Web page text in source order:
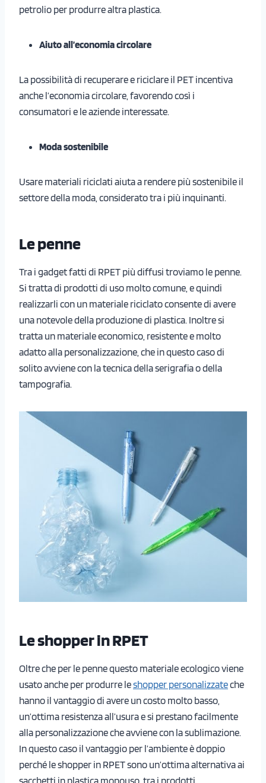
petrolio per produrre altra plastica.
Aiuto all’economia circolare
La possibilità di recuperare e riciclare il PET incentiva
anche l’economia circolare, favorendo così i
consumatori e le aziende interessate.
Moda sostenibile
Usare materiali riciclati aiuta a rendere più sostenibile il
settore della moda, considerato tra i più inquinanti.
Le penne
Tra i gadget fatti di RPET più diffusi troviamo le penne.
Si tratta di prodotti di uso molto comune, e quindi
realizzarli con un materiale riciclato consente di avere
una notevole della produzione di plastica. Inoltre si
tratta un materiale economico, resistente e molto
adatto alla personalizzazione, che in questo caso di
solito avviene con la tecnica della serigrafia o della
tampografia.
Le shopper in RPET
Oltre che per le penne questo materiale ecologico viene
usato anche per produrre leshopper personalizzateche
hanno il vantaggio di avere un costo molto basso,
un’ottima resistenza all’usura e si prestano facilmente
alla personalizzazione che avviene con la sublimazione.
In questo caso il vantaggio per l’ambiente è doppio
perché le shopper in RPET sono un’ottima alternativa ai
sacchetti in plastica monouso, tra i prodotti